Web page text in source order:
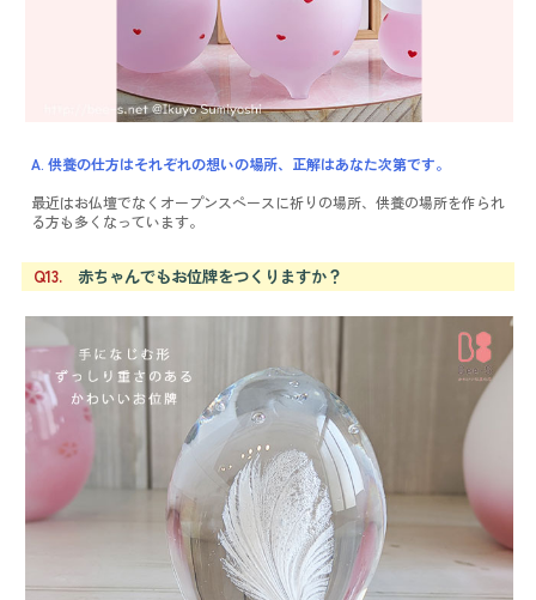
A. 供養の仕方はそれぞれの想いの場所、正解はあなた次第です。
最近はお仏壇でなくオープンスペースに祈りの場所、供養の場所を作られ
る方も多くなっています。
Q13.赤ちゃんでもお位牌をつくりますか？